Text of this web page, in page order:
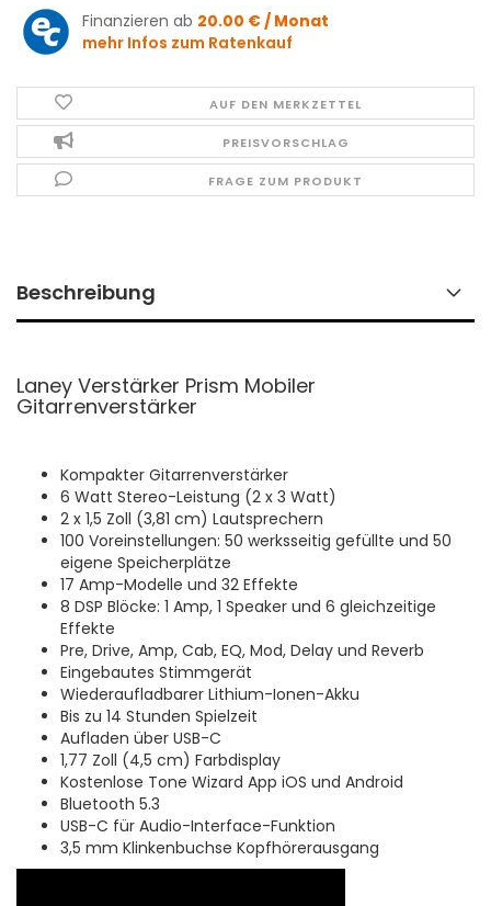
Finanzieren ab 20.00 € / Monat
mehr Infos zum Ratenkauf
AUF DEN MERKZETTEL
PREISVORSCHLAG
FRAGE ZUM PRODUKT
Beschreibung
Laney Verstärker Prism Mobiler
Gitarrenverstärker
Kompakter Gitarrenverstärker
6 Watt Stereo-Leistung (2 x 3 Watt)
2 x 1,5 Zoll (3,81 cm) Lautsprechern
100 Voreinstellungen: 50 werksseitig gefüllte und 50
eigene Speicherplätze
17 Amp-Modelle und 32 Effekte
8 DSP Blöcke: 1 Amp, 1 Speaker und 6 gleichzeitige
Effekte
Pre, Drive, Amp, Cab, EQ, Mod, Delay und Reverb
Eingebautes Stimmgerät
Wiederaufladbarer Lithium-Ionen-Akku
Bis zu 14 Stunden Spielzeit
Aufladen über USB-C
1,77 Zoll (4,5 cm) Farbdisplay
Kostenlose Tone Wizard App iOS und Android
Bluetooth 5.3
USB-C für Audio-Interface-Funktion
3,5 mm Klinkenbuchse Kopfhörerausgang